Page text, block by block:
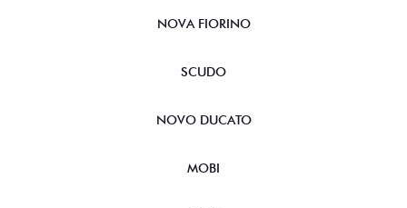
NOVA FIORINO
SCUDO
NOVO DUCATO
MOBI